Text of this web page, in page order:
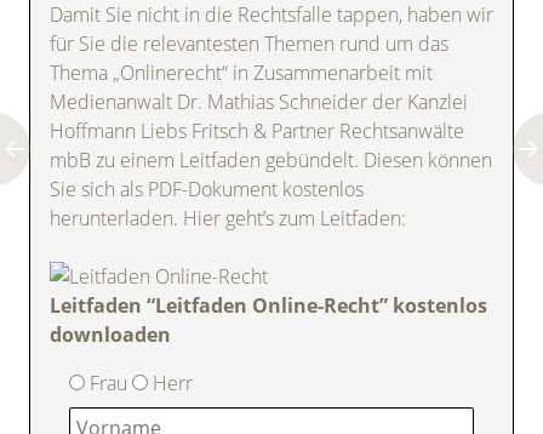
Damit Sie nicht in die Rechtsfalle tappen, haben wir
für Sie die relevantesten Themen rund um das
Thema „Onlinerecht“ in Zusammenarbeit mit
Medienanwalt Dr. Mathias Schneider der Kanzlei
Hoffmann Liebs Fritsch & Partner Rechtsanwälte
mbB zu einem Leitfaden gebündelt. Diesen können
Sie sich als PDF-Dokument kostenlos
herunterladen. Hier geht’s zum Leitfaden:
Leitfaden “Leitfaden Online-Recht” kostenlos
downloaden
Frau
Herr